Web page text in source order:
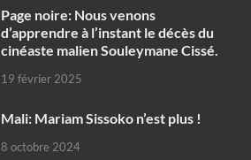
Page noire: Nous venons
d’apprendre à l’instant le décès du
cinéaste malien Souleymane Cissé.
19 février 2025
Mali: Mariam Sissoko n’est plus !
8 octobre 2024